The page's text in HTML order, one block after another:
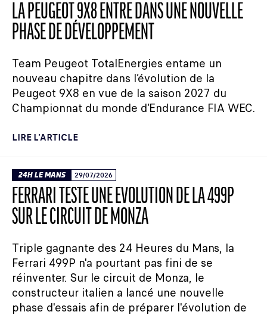
LA PEUGEOT 9X8 ENTRE DANS UNE NOUVELLE
PHASE DE DÉVELOPPEMENT
Team Peugeot TotalEnergies entame un
nouveau chapitre dans l’évolution de la
Peugeot 9X8 en vue de la saison 2027 du
Championnat du monde d’Endurance FIA WEC.
LIRE L'ARTICLE
24H LE MANS 29/07/2026
FERRARI TESTE UNE ÉVOLUTION DE LA 499P
SUR LE CIRCUIT DE MONZA
Triple gagnante des 24 Heures du Mans, la
Ferrari 499P n'a pourtant pas fini de se
réinventer. Sur le circuit de Monza, le
constructeur italien a lancé une nouvelle
phase d'essais afin de préparer l'évolution de